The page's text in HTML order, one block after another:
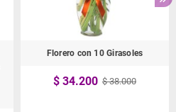
Florero con 10 Girasoles
$ 34.200 $ 38.000